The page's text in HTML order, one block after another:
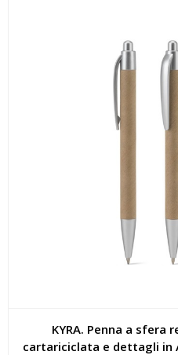
KYRA. Penna a sfera
cartariciclata e dettagli in